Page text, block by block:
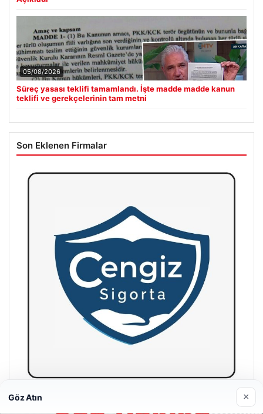
05/08/2026
Süreç yasası teklifi tamamlandı. İşte madde madde kanun
teklifi ve gerekçelerinin tam metni
Son Eklenen Firmalar
Hastaş Beton
Göz Atın ×